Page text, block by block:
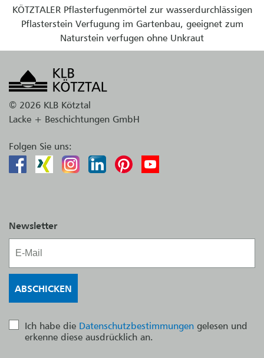
KÖTZTALER Pflasterfugenmörtel zur wasserdurchlässigen
Pflasterstein Verfugung im Gartenbau, geeignet zum
Naturstein verfugen ohne Unkraut
© 2026 KLB Kötztal
Lacke + Beschichtungen GmbH
Folgen Sie uns:
Newsletter
Ich habe die Datenschutzbestimmungen gelesen und
erkenne diese ausdrücklich an.